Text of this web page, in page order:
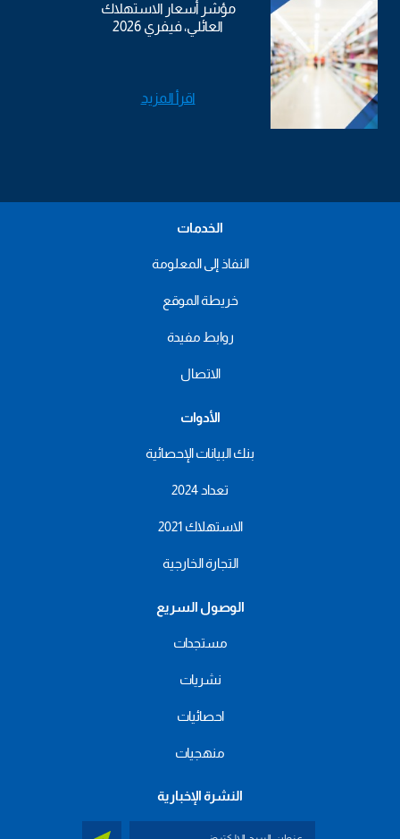
مؤشر أسعار الاستهلاك
العائلي، فيفري 2026
اقرأ المزيد
الخدمات
النفاذ إلى المعلومة
خريطة الموقع
روابط مفيدة
الاتصال
الأدوات
بنك البيانات الإحصائية
تعداد 2024
الاستهلاك 2021
التجارة الخارجية
الوصول السريع
مستجدات
نشريات
احصائيات
منهجيات
النشرة الإخبارية